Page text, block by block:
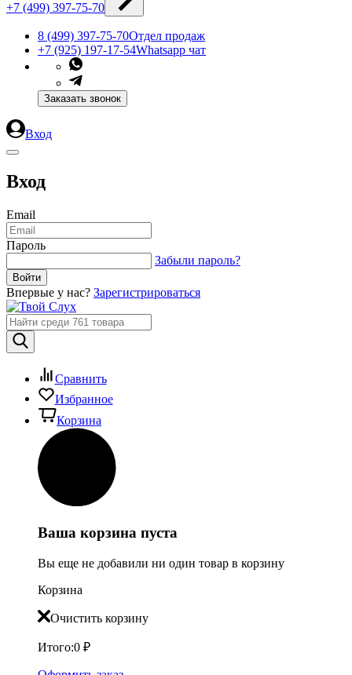
+7 (499) 397-75-70
8 (499) 397-75-70Отдел продаж
+7 (925) 197-17-54Whatsapp чат
Заказать звонок
Вход
Вход
Email
Пароль
Забыли пароль?
Впервые у нас? Зарегистрироваться
Сравнить
Избранное
Корзина
Ваша корзина пуста
Вы еще не добавили ни один товар в корзину
Корзина
Очистить корзину
Итого:0 ₽